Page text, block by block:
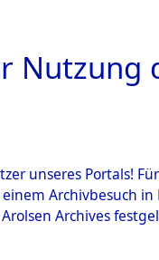
Nutzung
unseres Portals!
Archivbesuch
Archives